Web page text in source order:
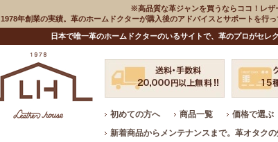
※高品質な革ジャンを買うならココ！レザ
1978年創業の実績。革のホームドクターが購入後のアドバイスとサポートを行
日本で唯一革のホームドクターのいるサイトで、革のプロがセレ
初めての方へ 商品一覧 価格で選ぶ
新着商品からメンテナンスまで。革オタク